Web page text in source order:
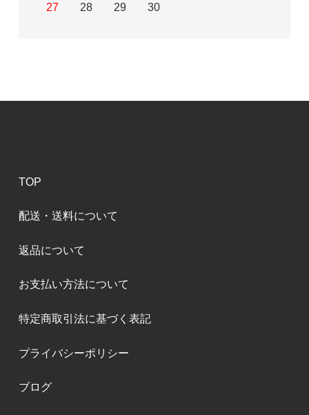
27 28 29 30
TOP
配送・送料について
返品について
お支払い方法について
特定商取引法に基づく表記
プライバシーポリシー
ブログ